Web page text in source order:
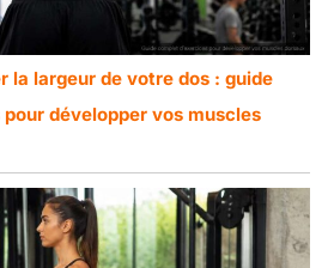
la largeur de votre dos : guide
développer vos muscles